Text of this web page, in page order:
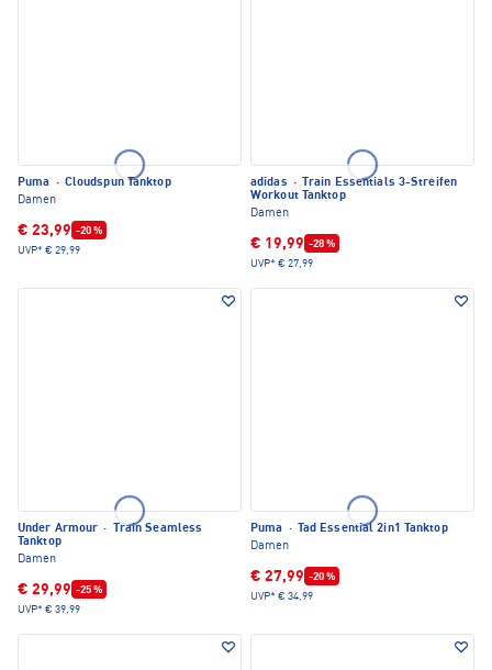
Puma · Cloudspun Tanktop
Damen
€ 23,99 -20 %
UVP* € 29,99
adidas ·
Train Essentials 3-Streifen
Workout Tanktop
Damen
€ 19,99 -28 %
UVP* € 27,99
Under Armour ·
Train Seamless
Tanktop
Damen
€ 29,99 -25 %
UVP* € 39,99
Puma ·
Tad Essential 2in1 Tanktop
Damen
€ 27,99 -20 %
UVP* € 34,99